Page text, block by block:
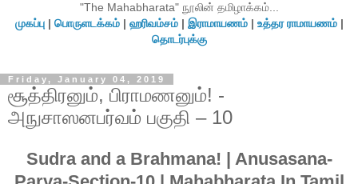
"The Mahabharata" நூலின் தமிழாக்கம்...
முகப்பு| பொருளடக்கம்| ஹரிவம்சம்| இராமாயணம்| உத்தர ராமாயணம்|
தொடர்புக்கு
Friday, January 04, 2019
சூத்திரனும், பிராமணனும்! -
அநுசாஸனபர்வம் பகுதி – 10
Sudra and a Brahmana! | Anusasana-